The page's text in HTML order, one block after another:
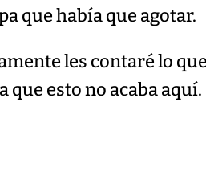
que había que agotar.
les contaré lo que
que esto no acaba aquí.